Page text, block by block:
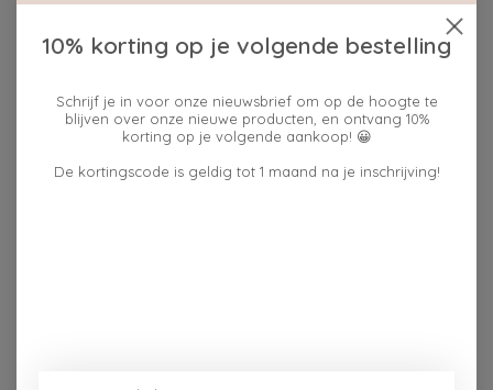
Reviews (0)
sterren op basis van 0
beoordelingen
Je beoordeling toevoegen
10% korting op je volgende bestelling
Schrijf je in voor onze nieuwsbrief om op de hoogte te
blijven over onze nieuwe producten, en ontvang 10%
korting op je volgende aankoop! 😀
De kortingscode is geldig tot 1 maand na je inschrijving!